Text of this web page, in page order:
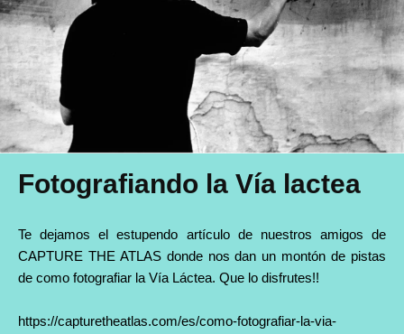
Fotografiando la Vía lactea
Te dejamos el estupendo artículo de nuestros amigos de
CAPTURE THE ATLAS donde nos dan un montón de pistas
de como fotografiar la Vía Láctea. Que lo disfrutes!!
https://capturetheatlas.com/es/como-fotografiar-la-via-